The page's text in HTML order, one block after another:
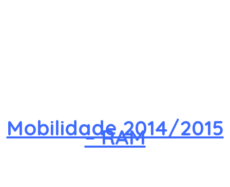
Mobilidade 2014/2015
– RAM